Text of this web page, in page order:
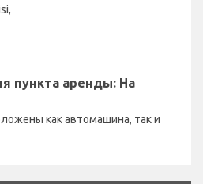
пункта аренды: На
как автомашина, так и